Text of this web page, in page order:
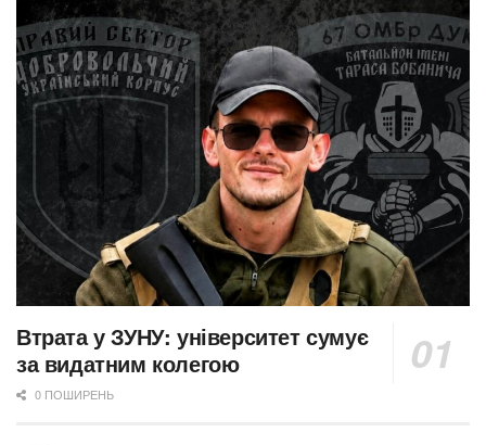
Втрата у ЗУНУ: університет сумує
за видатним колегою
0 ПОШИРЕНЬ